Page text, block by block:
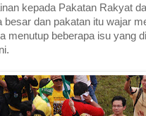
kepada Pakatan Rakyat
besar dan pakatan itu wajar
menutup beberapa isu yang